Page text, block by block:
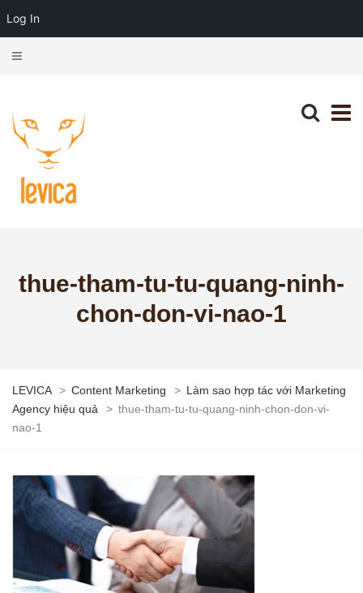
thue-tham-tu-tu-quang-ninh-
chon-don-vi-nao-1
LEVICA > Content Marketing > Làm sao hợp tác với Marketing
Agency hiệu quả
> thue-tham-tu-tu-quang-ninh-chon-don-vi-
nao-1
Log In